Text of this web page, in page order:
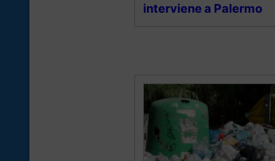
interviene a Palermo